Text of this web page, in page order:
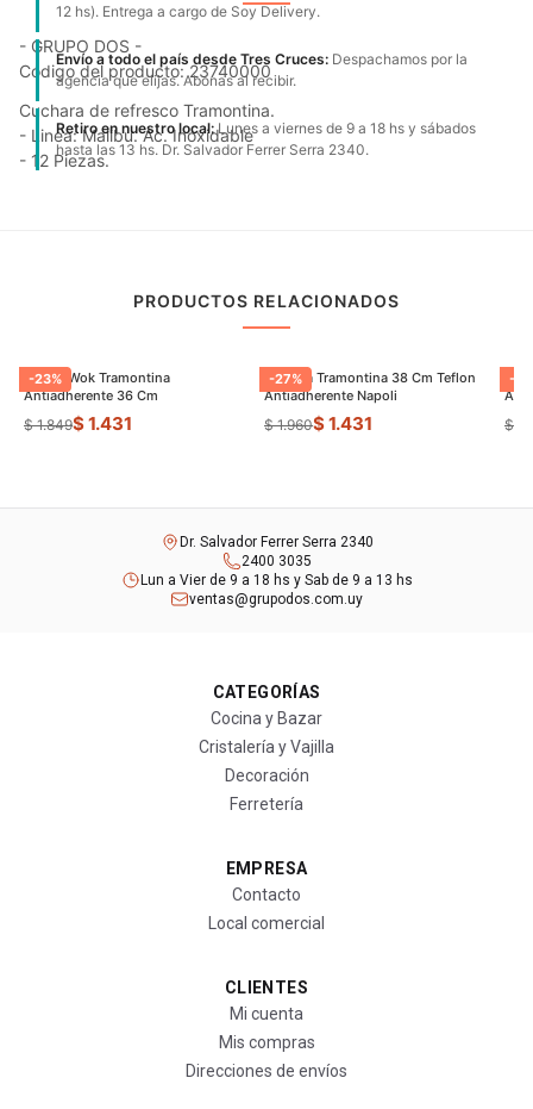
12 hs). Entrega a cargo de Soy Delivery.
Envío a todo el país desde Tres Cruces: Despachamos por la
agencia que elijas. Abonas al recibir.
Retiro en nuestro local:Lunes a viernes de 9 a 18 hs y sábados
hasta las 13 hs. Dr. Salvador Ferrer Serra 2340.
- GRUPO DOS -
Código del producto: 23740000
Cuchara de refresco Tramontina.
- Linea: Malibu. Ac. Inoxidable
- 12 Piezas.
PRODUCTOS RELACIONADOS
-23%
Sarten Wok Tramontina
Antiadherente 36 Cm
$ 1.849$ 1.431
-27%
Paellera Tramontina 38 Cm Teflon
Antiadherente Napoli
$ 1.960$ 1.431
-
$
Dr. Salvador Ferrer Serra 2340
2400 3035
Lun a Vier de 9 a 18 hs y Sab de 9 a 13 hs
ventas@grupodos.com.uy
CATEGORÍAS
Cocina y Bazar
Cristalería y Vajilla
Decoración
Ferretería
EMPRESA
Contacto
Local comercial
CLIENTES
Mi cuenta
Mis compras
Direcciones de envíos